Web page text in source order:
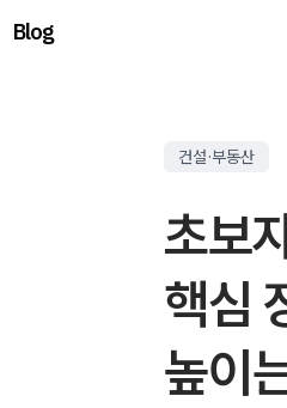
Blog
건설·부동산
초보
핵심
높이